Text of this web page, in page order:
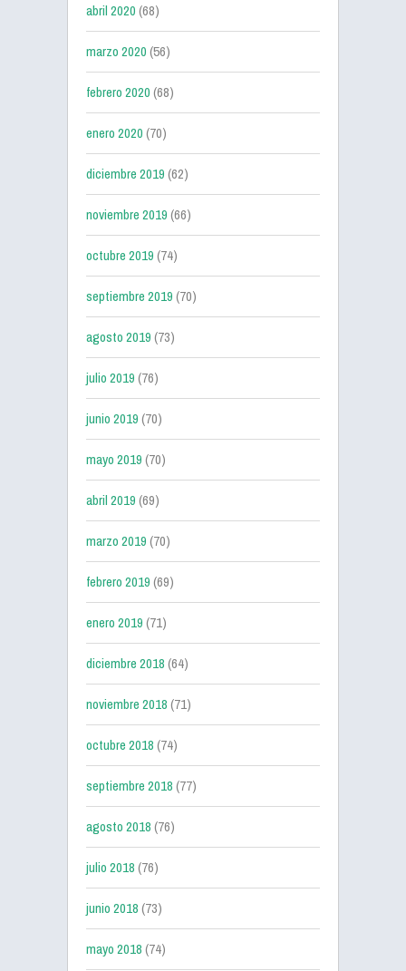
abril 2020(68)
marzo 2020(56)
febrero 2020(68)
enero 2020(70)
diciembre 2019(62)
noviembre 2019(66)
octubre 2019(74)
septiembre 2019(70)
agosto 2019(73)
julio 2019(76)
junio 2019(70)
mayo 2019(70)
abril 2019(69)
marzo 2019(70)
febrero 2019(69)
enero 2019(71)
diciembre 2018(64)
noviembre 2018(71)
octubre 2018(74)
septiembre 2018(77)
agosto 2018(76)
julio 2018(76)
junio 2018(73)
mayo 2018(74)